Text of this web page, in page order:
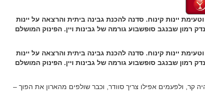
יינות קינוח. סדנה להכנת גבינה ביתית והרצאה על יינות
רמון שבנגב סופשבוע גורמה של גבינות ויין. הפינוק המושלם
יינות קינוח. סדנה להכנת גבינה ביתית והרצאה על יינות
רמון שבנגב סופשבוע גורמה של גבינות ויין. הפינוק המושלם
קר, ולפעמים אפילו צריך סוודר, וכבר שולפים מהארון את הפוך –